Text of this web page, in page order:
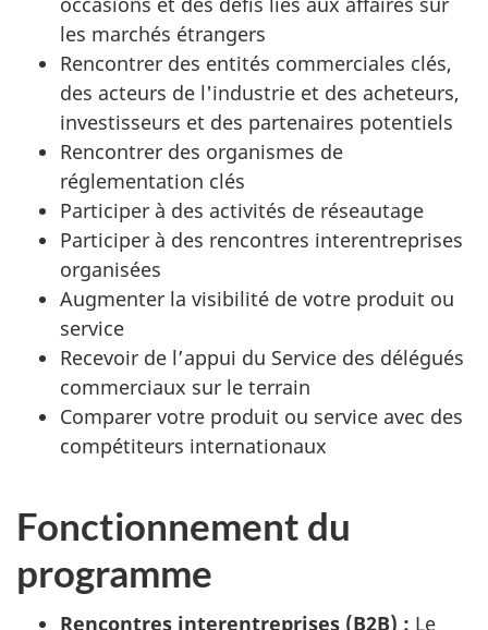
les marchés étrangers
Rencontrer des entités commerciales clés,
des acteurs de l'industrie et des acheteurs,
investisseurs et des partenaires potentiels
Rencontrer des organismes de
réglementation clés
Participer à des activités de réseautage
Participer à des rencontres interentreprises
organisées
Augmenter la visibilité de votre produit ou
service
Recevoir de l’appui du Service des délégués
commerciaux sur le terrain
Comparer votre produit ou service avec des
compétiteurs internationaux
Fonctionnement du
programme
Rencontres interentreprises (B2B) : Le